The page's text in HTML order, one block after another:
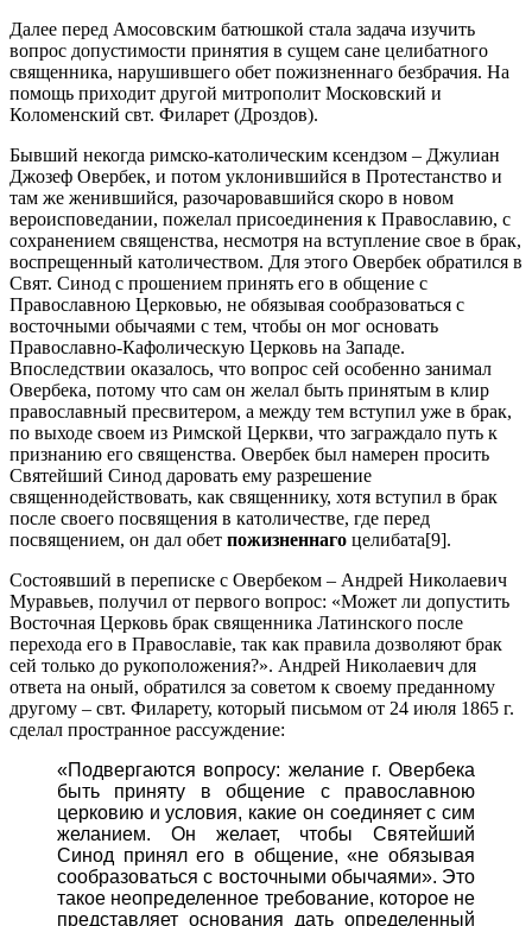
Далее перед Амосовским батюшкой стала задача изучить
вопрос допустимости принятия в сущем сане целибатного
священника, нарушившего обет пожизненнаго безбрачия. На
помощь приходит другой митрополит Московский и
Коломенский свт. Филарет (Дроздов).
Бывший некогда римско-католическим ксендзом – Джулиан
Джозеф Овербек, и потом уклонившийся в Протестанство и
там же женившийся, разочаровавшийся скоро в новом
вероисповедании, пожелал присоединения к Православию, с
сохранением священства, несмотря на вступление свое в брак,
воспрещенный католичеством. Для этого Овербек обратился в
Свят. Синод с прошением принять его в общение с
Православною Церковью, не обязывая сообразоваться с
восточными обычаями с тем, чтобы он мог основать
Православно-Кафолическую Церковь на Западе.
Впоследствии оказалось, что вопрос сей особенно занимал
Овербека, потому что сам он желал быть принятым в клир
православный пресвитером, а между тем вступил уже в брак,
по выходе своем из Римской Церкви, что заграждало путь к
признанию его священства. Овербек был намерен просить
Святейший Синод даровать ему разрешение
священнодействовать, как священнику, хотя вступил в брак
после своего посвящения в католичестве, где перед
посвящением, он дал обет пожизненнаго целибата[9].
Состоявший в переписке с Овербеком – Андрей Николаевич
Муравьев, получил от первого вопрос: «Может ли допустить
Восточная Церковь брак священника Латинского после
перехода его в Православіе, так как правила дозволяют брак
сей только до рукоположения?». Андрей Николаевич для
ответа на оный, обратился за советом к своему преданному
другому – свт. Филарету, который письмом от 24 июля 1865 г.
сделал пространное рассуждение:
«Подвергаются вопросу: желание г. Овербека
быть приняту в общение с православною
церковию и условия, какие он соединяет с сим
желанием. Он желает, чтобы Святейший
Синод принял его в общение, «не обязывая
сообразоваться с восточными обычаями». Это
такое неопределенное требование, которое не
представляет основания дать определенный